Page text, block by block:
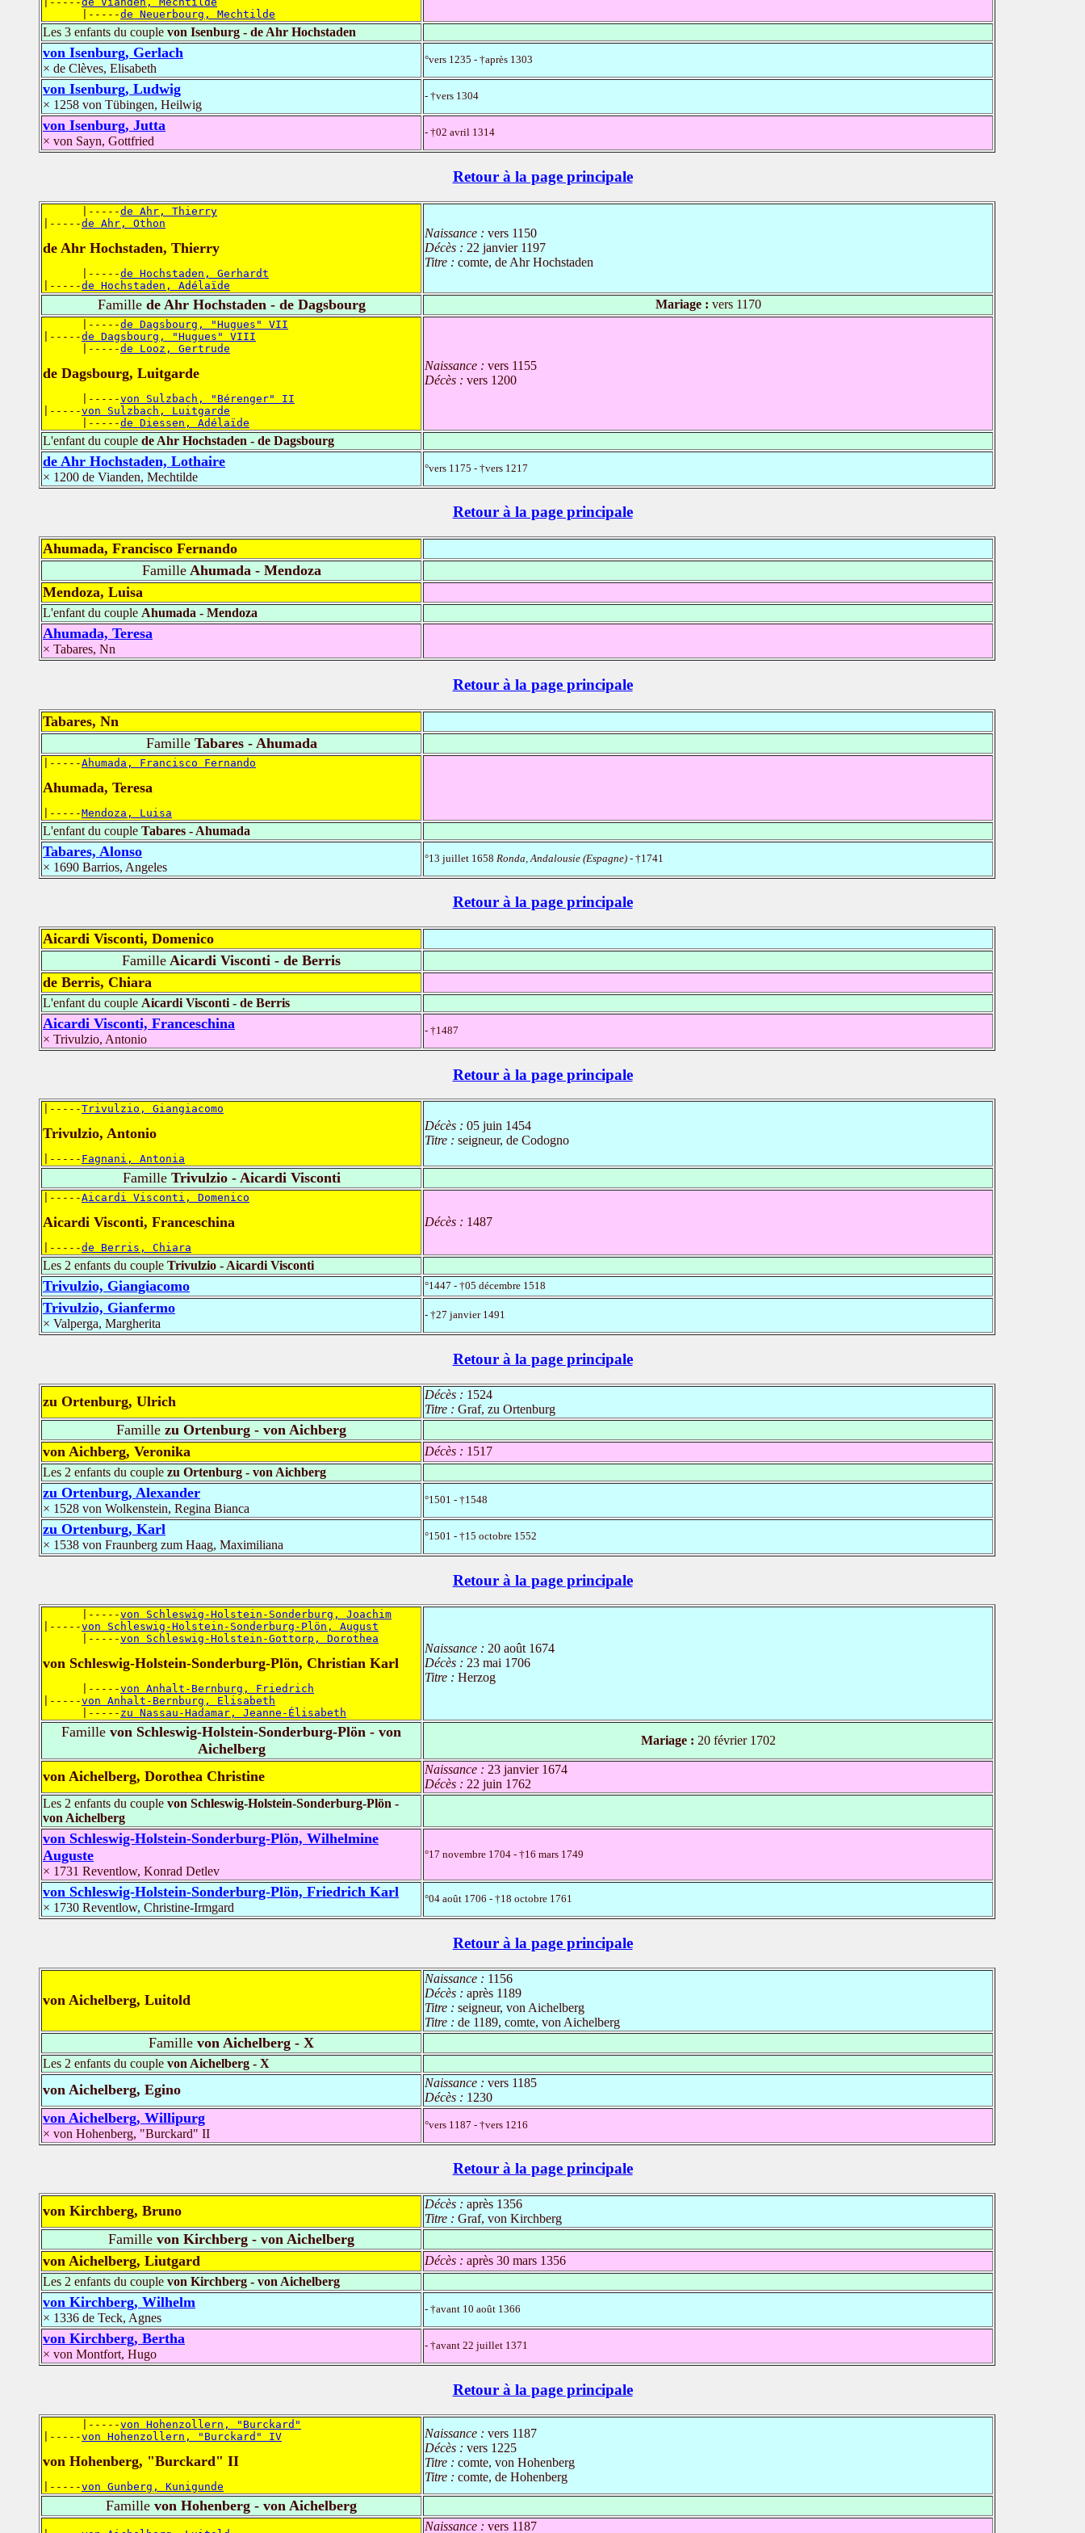
      |-----
de Neuerbourg, Mechtilde
Les 3 enfants du couple von Isenburg - de Ahr Hochstaden
von Isenburg, Gerlach
× de Clèves, Elisabeth
°vers 1235 - †après 1303
von Isenburg, Ludwig
× 1258 von Tübingen, Heilwig
- †vers 1304
von Isenburg, Jutta
× von Sayn, Gottfried
- †02 avril 1314
Retour à la page principale
      |-----
de Ahr, Thierry
|-----de Ahr, Othon
de Ahr Hochstaden, Thierry
      |-----
de Hochstaden, Gerhardt
|-----de Hochstaden, Adélaïde
Naissance : vers 1150
Décès : 22 janvier 1197
Titre : comte, de Ahr Hochstaden
Famillede Ahr Hochstaden - de Dagsbourg Mariage : vers 1170
      |-----
de Dagsbourg, "Hugues" VII
|-----de Dagsbourg, "Hugues" VIII
      |-----
de Looz, Gertrude
de Dagsbourg, Luitgarde
      |-----
von Sulzbach, "Bérenger" II
|-----von Sulzbach, Luitgarde
      |-----
de Diessen, Adélaïde
Naissance : vers 1155
Décès : vers 1200
L'enfant du couple de Ahr Hochstaden - de Dagsbourg
de Ahr Hochstaden, Lothaire
× 1200 de Vianden, Mechtilde
°vers 1175 - †vers 1217
Retour à la page principale
Ahumada, Francisco Fernando
FamilleAhumada - Mendoza
Mendoza, Luisa
L'enfant du couple Ahumada - Mendoza
Ahumada, Teresa
× Tabares, Nn
Retour à la page principale
Tabares, Nn
FamilleTabares - Ahumada
|-----Ahumada, Francisco Fernando
Ahumada, Teresa
|-----Mendoza, Luisa
L'enfant du couple Tabares - Ahumada
Tabares, Alonso
× 1690 Barrios, Angeles
°13 juillet 1658 Ronda, Andalousie (Espagne) - †1741
Retour à la page principale
Aicardi Visconti, Domenico
Famille Aicardi Visconti - de Berris
de Berris, Chiara
L'enfant du couple Aicardi Visconti - de Berris
Aicardi Visconti, Franceschina
× Trivulzio, Antonio
- †1487
Retour à la page principale
|-----Trivulzio, Giangiacomo
Trivulzio, Antonio
|----- Fagnani, Antonia
Décès : 05 juin 1454
Titre : seigneur, de Codogno
FamilleTrivulzio - Aicardi Visconti
|-----Aicardi Visconti, Domenico
Aicardi Visconti, Franceschina
|-----de Berris, Chiara
Décès : 1487
Les 2 enfants du couple Trivulzio - Aicardi Visconti
Trivulzio, Giangiacomo °1447 - †05 décembre 1518
Trivulzio, Gianfermo
× Valperga, Margherita
- †27 janvier 1491
Retour à la page principale
zu Ortenburg, Ulrich Décès : 1524
Titre : Graf, zu Ortenburg
Famille zu Ortenburg - von Aichberg
von Aichberg, Veronika
Décès : 1517
Les 2 enfants du couple zu Ortenburg - von Aichberg
zu Ortenburg, Alexander
× 1528 von Wolkenstein, Regina Bianca
°1501 - †1548
zu Ortenburg, Karl
× 1538 von Fraunberg zum Haag, Maximiliana
°1501 - †15 octobre 1552
Retour à la page principale
      |-----
von Schleswig-Holstein-Sonderburg, Joachim
|-----von Schleswig-Holstein-Sonderburg-Plön, August
      |-----
von Schleswig-Holstein-Gottorp, Dorothea
von Schleswig-Holstein-Sonderburg-Plön, Christian Karl
      |-----
von Anhalt-Bernburg, Friedrich
|-----von Anhalt-Bernburg, Elisabeth
      |-----
zu Nassau-Hadamar, Jeanne-Élisabeth
Naissance : 20 août 1674
Décès : 23 mai 1706
Titre : Herzog
Famille von Schleswig-Holstein-Sonderburg-Plön - von
Aichelberg
Mariage : 20 février 1702
von Aichelberg, Dorothea Christine Naissance : 23 janvier 1674
Décès : 22 juin 1762
Les 2 enfants du couple von Schleswig-Holstein-Sonderburg-Plön -
von Aichelberg
von Schleswig-Holstein-Sonderburg-Plön, Wilhelmine
Auguste
× 1731 Reventlow, Konrad Detlev
°17 novembre 1704 - †16 mars 1749
von Schleswig-Holstein-Sonderburg-Plön, Friedrich Karl
× 1730 Reventlow, Christine-Irmgard
°04 août 1706 - †18 octobre 1761
Retour à la page principale
von Aichelberg, Luitold
Naissance : 1156
Décès : après 1189
Titre : seigneur, von Aichelberg
Titre : de 1189, comte, von Aichelberg
Famille von Aichelberg - X
Les 2 enfants du couple von Aichelberg - X
von Aichelberg, Egino Naissance : vers 1185
Décès : 1230
von Aichelberg, Willipurg
× von Hohenberg, "Burckard" II
°vers 1187 - †vers 1216
Retour à la page principale
von Kirchberg, Bruno Décès : après 1356
Titre : Graf, von Kirchberg
Famille von Kirchberg - von Aichelberg
von Aichelberg, Liutgard
Décès : après 30 mars 1356
Les 2 enfants du couple von Kirchberg - von Aichelberg
von Kirchberg, Wilhelm
× 1336 de Teck, Agnes
- †avant 10 août 1366
von Kirchberg, Bertha
× von Montfort, Hugo
- †avant 22 juillet 1371
Retour à la page principale
      |-----
von Hohenzollern, "Burckard"
|-----von Hohenzollern, "Burckard" IV
von Hohenberg, "Burckard" II
|-----von Gunberg, Kunigunde
Naissance : vers 1187
Décès : vers 1225
Titre : comte, von Hohenberg
Titre : comte, de Hohenberg
Famille von Hohenberg - von Aichelberg
Naissance : vers 1187